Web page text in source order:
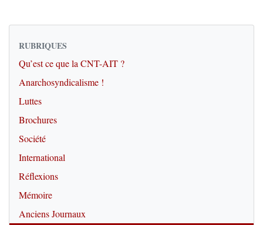
RUBRIQUES
Qu’est ce que la CNT-AIT ?
Anarchosyndicalisme !
Luttes
Brochures
Société
International
Réflexions
Mémoire
Anciens Journaux